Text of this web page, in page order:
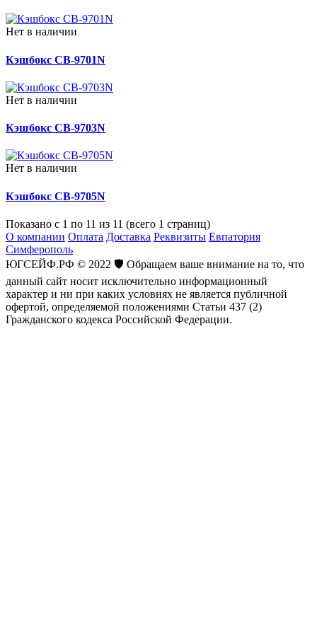
Нет в наличии
Кэшбокс CB-9701N
Нет в наличии
Кэшбокс CB-9703N
Нет в наличии
Кэшбокс CB-9705N
Показано с 1 по 11 из 11 (всего 1 страниц)
О компании Оплата Доставка Реквизиты Евпатория
Симферополь
ЮГСЕЙФ.РФ © 2022 🛡️ Обращаем ваше внимание на то, что
данный сайт носит исключительно информационный
характер и ни при каких условиях не является публичной
офертой, определяемой положениями Статьи 437 (2)
Гражданского кодекса Российской Федерации.